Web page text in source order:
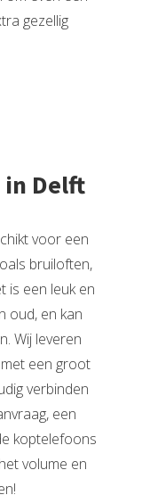
gezellig
Delft
voor een
bruiloften,
is een leuk en
oud, en kan
Wij leveren
een groot
verbinden
een
koptelefoons
volume en